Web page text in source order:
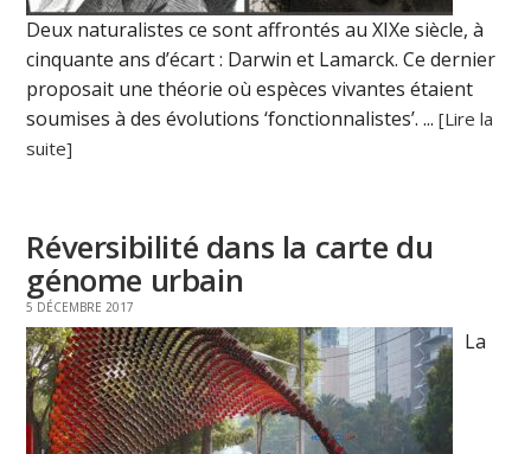
Deux naturalistes ce sont affrontés au XIXe siècle, à
cinquante ans d’écart : Darwin et Lamarck. Ce dernier
proposait une théorie où espèces vivantes étaient
soumises à des évolutions ‘fonctionnalistes’. ...[Lire la
suite]
Réversibilité dans la carte du
génome urbain
5 DÉCEMBRE 2017
La